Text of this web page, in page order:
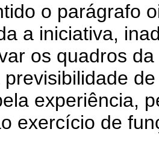
o parágrafo
a iniciativa,
os quadros
experiência,
exercício de